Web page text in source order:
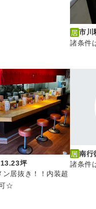
市
諸条件
坪
ン居抜き！！内装超
☆
南
諸条件